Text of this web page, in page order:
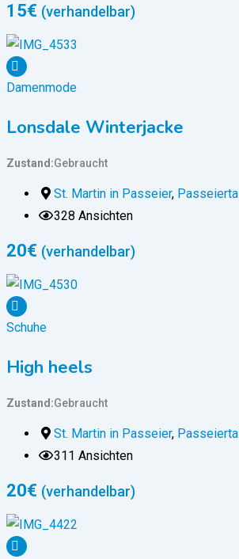
15€ (verhandelbar)
Damenmode
Lonsdale Winterjacke
Zustand Gebraucht
St. Martin in Passeier, Passeiertal
328 Ansichten
20€ (verhandelbar)
Schuhe
High heels
Zustand Gebraucht
St. Martin in Passeier, Passeiertal
311 Ansichten
20€ (verhandelbar)